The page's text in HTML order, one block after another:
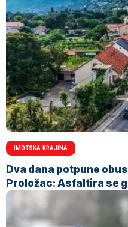
IMOTSKA KRAJINA
Dva dana potpune
Proložac: Asfaltira se